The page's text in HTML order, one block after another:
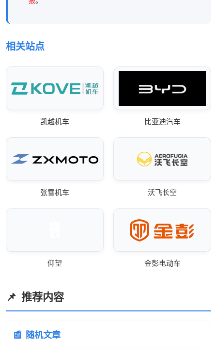
相关站点
凯越机车 比亚迪汽车
张雪机车 沃飞长空
仰望 金彭电动车
推荐内容
随机文章